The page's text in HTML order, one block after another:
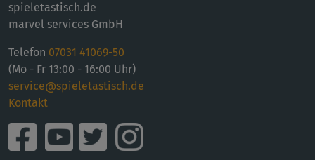
spieletastisch.de
marvel services GmbH
Telefon 07031 41069-50
(Mo - Fr 13:00 - 16:00 Uhr)
service@spieletastisch.de
Kontakt